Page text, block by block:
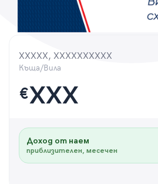
XXXXX, XXXXXXXXXX
Къща/Вила
€XXX
Доход от наем
приблизителен, месечен
Парола